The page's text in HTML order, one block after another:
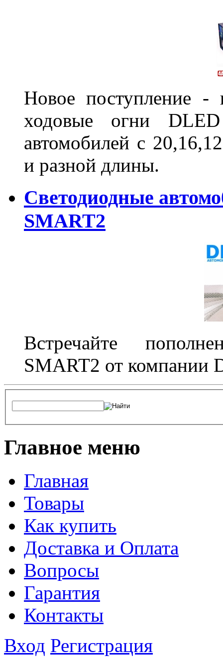
Новое поступление -
ходовые огни
автомобилей с
и разной длины.
Светодиодные
SMART2
Встречайте
SMART2 от компании
Главное меню
Главная
Товары
Как купить
Доставка и Оплата
Вопросы
Гарантия
Контакты
Вход Регистрация